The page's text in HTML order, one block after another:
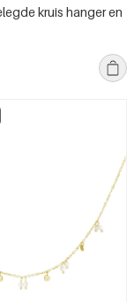
kruis hanger en